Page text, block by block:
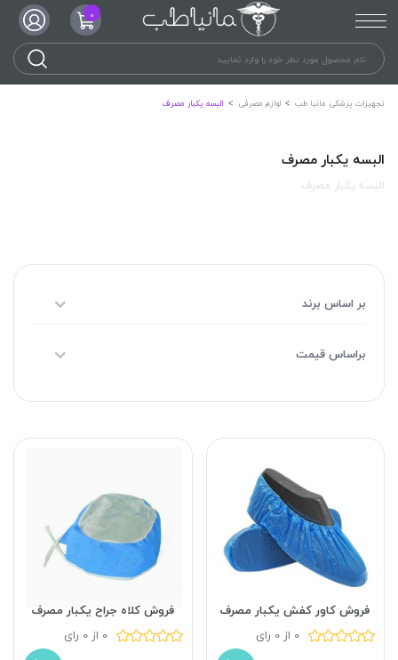
0
تجهیزات پزشکی مانیا طب لوازم مصرفی البسه یکبار مصرف
البسه یکبار مصرف
البسه یکبار مصرف
بر اساس برند
براساس قیمت
فروش کاور کفش یکبار مصرف
0 از 0 رای
فروش کلاه جراح یکبار مصرف
0 از 0 رای